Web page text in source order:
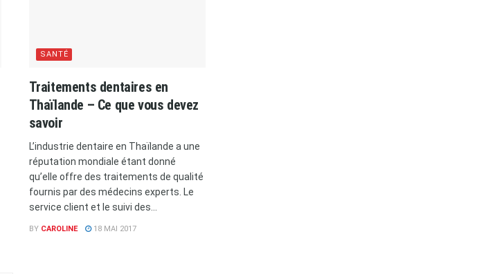
SANTÉ
Traitements dentaires en
Thaïlande – Ce que vous devez
savoir
L’industrie dentaire en Thaïlande a une
réputation mondiale étant donné
qu’elle offre des traitements de qualité
fournis par des médecins experts. Le
service client et le suivi des...
BY CAROLINE 18 MAI 2017